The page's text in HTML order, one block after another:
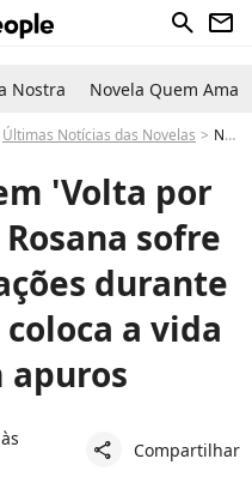
search newsletter
Nostra Novela Quem Ama
Últimas Notícias das Novelas Nando morre na novela 'Volta por Cima'? Filho de Viviane Araújo em trama da Globo sofre cirurgia de risco e complica a saúde do irmão, Jão
'Volta por
sofre
durante
a vida
apuros
share Compartilhar